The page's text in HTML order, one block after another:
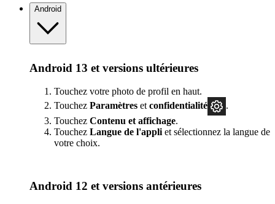
Android
Android 13 et versions ultérieures
Touchez votre photo de profil en haut.
Touchez Paramètres et confidentialité
.
Touchez Contenu et affichage.
Touchez Langue de l'appli et sélectionnez la langue de
votre choix.
Android 12 et versions antérieures